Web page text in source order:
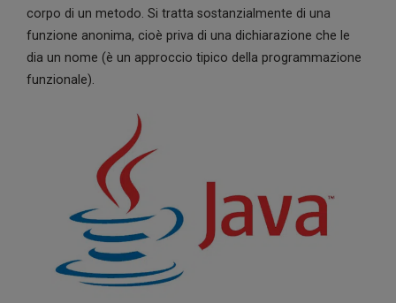
corpo di un metodo. Si tratta sostanzialmente di una
funzione anonima, cioè priva di una dichiarazione che le
dia un nome (è un approccio tipico della programmazione
funzionale).